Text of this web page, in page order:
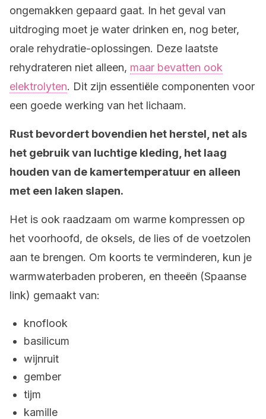
ongemakken gepaard gaat. In het geval van
uitdroging moet je water drinken en, nog beter,
orale rehydratie-oplossingen. Deze laatste
rehydrateren niet alleen, maar bevatten ook
elektrolyten. Dit zijn essentiële componenten voor
een goede werking van het lichaam.
Rust bevordert bovendien het herstel, net als
het gebruik van luchtige kleding, het laag
houden van de kamertemperatuur en alleen
met een laken slapen.
Het is ook raadzaam om warme kompressen op
het voorhoofd, de oksels, de lies of de voetzolen
aan te brengen. Om koorts te verminderen, kun je
warmwaterbaden proberen, en theeën (Spaanse
link) gemaakt van:
knoflook
basilicum
wijnruit
gember
tijm
kamille